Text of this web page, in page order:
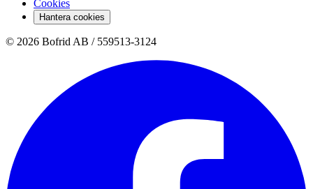
Cookies
Hantera cookies
© 2026 Bofrid AB / 559513-3124